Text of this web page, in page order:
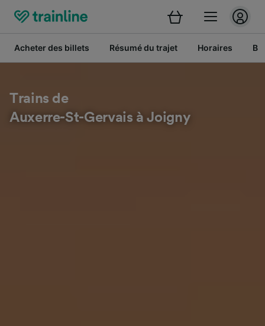
Acheter des billets Résumé du trajet Horaires
Trains de
Auxerre-St-Gervais à Joigny